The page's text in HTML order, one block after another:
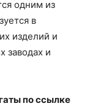
одним из
в
изделий и
заводах и
по ссылке